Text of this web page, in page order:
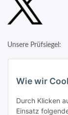
Unsere Prüfsiegel:
Wie wir
Durch Klicken
Einsatz